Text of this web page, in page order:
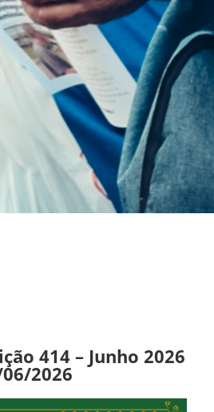
414 – Junho 2026
2026